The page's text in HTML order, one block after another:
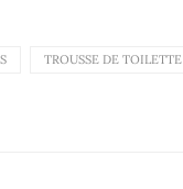
TROUSSE DE TOILETTE